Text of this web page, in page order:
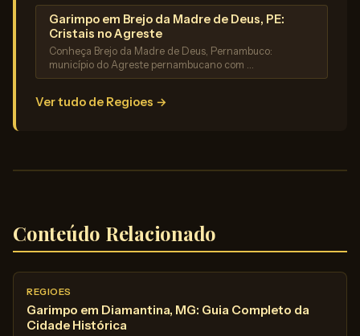
Garimpo em Brejo da Madre de Deus, PE:
Cristais no Agreste
Conheça Brejo da Madre de Deus, Pernambuco:
município do Agreste pernambucano com …
Ver tudo de Regioes →
Conteúdo Relacionado
REGIOES
Garimpo em Diamantina, MG: Guia Completo da
Cidade Histórica